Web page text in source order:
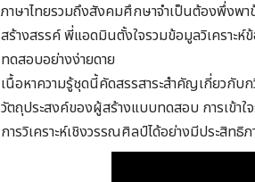
ภาษาไทยรวมถึงสังคมศึกษาจำเป็นต้องพึ่งพา
สร้างสรรค์ พี่แอดมินตั้งใจรวมข้อมูลวิเคราะ
ทดสอบอย่างง่ายดาย
เนื้อหาความรู้ชุดนี้คัดสรรสาระสำคัญเกี่ยวกั
วัตถุประสงค์ของผู้สร้างแบบทดสอบ การเข้า
การวิเคราะห์เชิงวรรณศิลป์ได้อย่างมีประสิทธิ